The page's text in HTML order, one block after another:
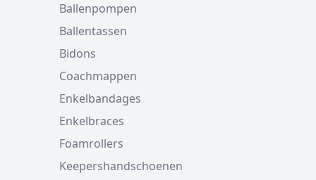
Ballenpompen
Ballentassen
Bidons
Coachmappen
Enkelbandages
Enkelbraces
Foamrollers
Keepershandschoenen